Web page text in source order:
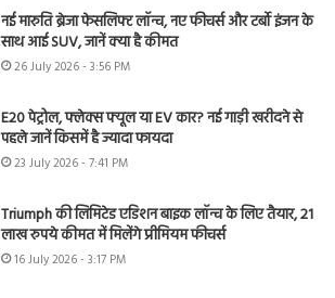
नई मारुति ब्रेजा फेसलिफ्ट लॉन्च, नए फीचर्स और टर्बो इंजन के
साथ आई SUV, जानें क्या है कीमत
26 July 2026 - 3:56 PM
E20 पेट्रोल, फ्लेक्स फ्यूल या EV कार? नई गाड़ी खरीदने से
पहले जानें किसमें है ज्यादा फायदा
23 July 2026 - 7:41 PM
Triumph की लिमिटेड एडिशन बाइक लॉन्च के लिए तैयार, 21
लाख रुपये कीमत में मिलेंगे प्रीमियम फीचर्स
16 July 2026 - 3:17 PM